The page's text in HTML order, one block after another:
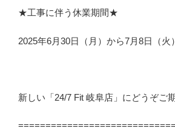
★工事に伴う休業期間★
2025年6月30日（月）から7月8日（火）
新しい「24/7 Fit 岐阜店」にどうぞご